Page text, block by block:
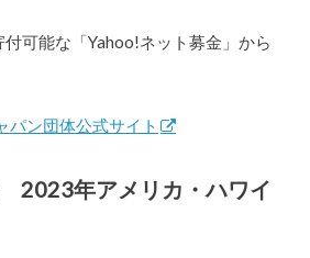
付可能な「Yahoo!ネット募金」から
パン団体公式サイト
2023年アメリカ・ハワイ